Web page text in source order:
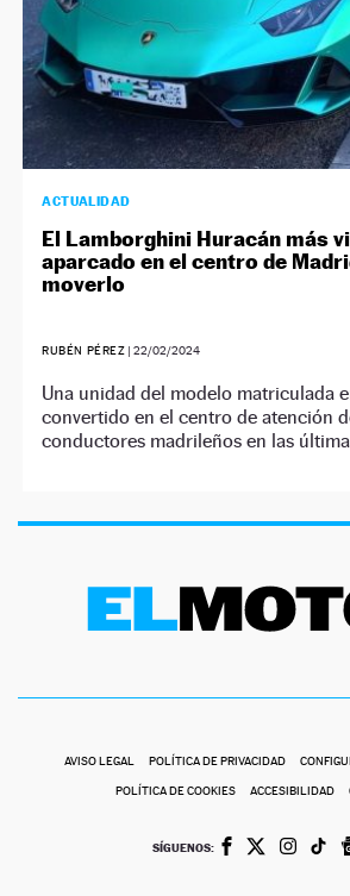
ACTUALIDAD
El Lamborghini Huracán más
aparcado en el centro de
moverlo
RUBÉN PÉREZ |22/02/2024
Una unidad del modelo matriculada
convertido en el centro de atención
conductores madrileños en las
AVISO LEGAL POLÍTICA DE PRIVACIDAD
POLÍTICA DE COOKIES ACCESIBILIDAD
SÍGUENOS: